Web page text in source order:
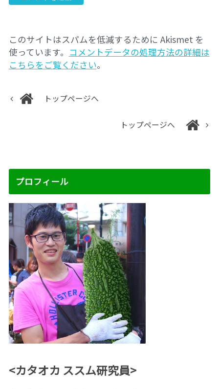
このサイトはスパムを低減するために Akismet を
使っています。 コメントデータの処理方法の詳細は
こちらをご覧ください。
トップページへ
トップページへ
プロフィール
<カタオカ ススム研究員>